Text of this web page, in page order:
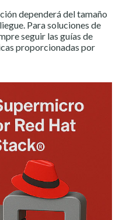
dependerá del tamaño
Para soluciones de
seguir las guías de
proporcionadas por